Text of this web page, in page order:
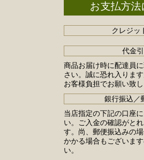
お支払方
クレジッ
代金
商品お届け時に配達員
さい。誠に恐れ入りま
お客様負担でお願い致し
銀行振込／
当店指定の下記の口座
い。ご入金の確認がと
す。尚、郵便振込みの
かかる場合もございま
い。